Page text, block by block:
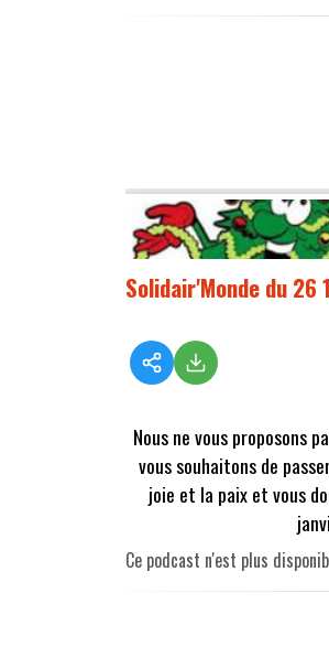
Solidair'Monde du 26
Nous ne vous proposons
vous souhaitons de
joie et la paix et vous
Ce podcast n'est plus